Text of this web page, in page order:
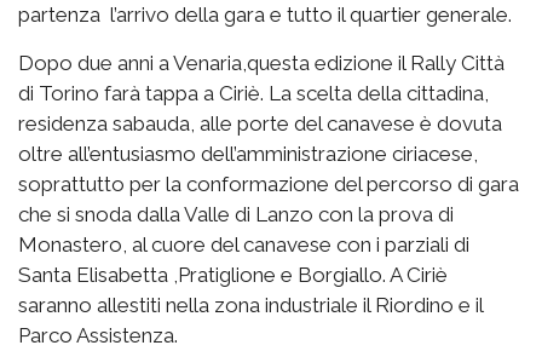
partenza l’arrivo della gara e tutto il quartier generale.
Dopo due anni a Venaria,questa edizione il Rally Città
di Torino farà tappa a Ciriè. La scelta della cittadina,
residenza sabauda, alle porte del canavese è dovuta
oltre all’entusiasmo dell’amministrazione ciriacese,
soprattutto per la conformazione del percorso di gara
che si snoda dalla Valle di Lanzo con la prova di
Monastero, al cuore del canavese con i parziali di
Santa Elisabetta ,Pratiglione e Borgiallo. A Ciriè
saranno allestiti nella zona industriale il Riordino e il
Parco Assistenza.